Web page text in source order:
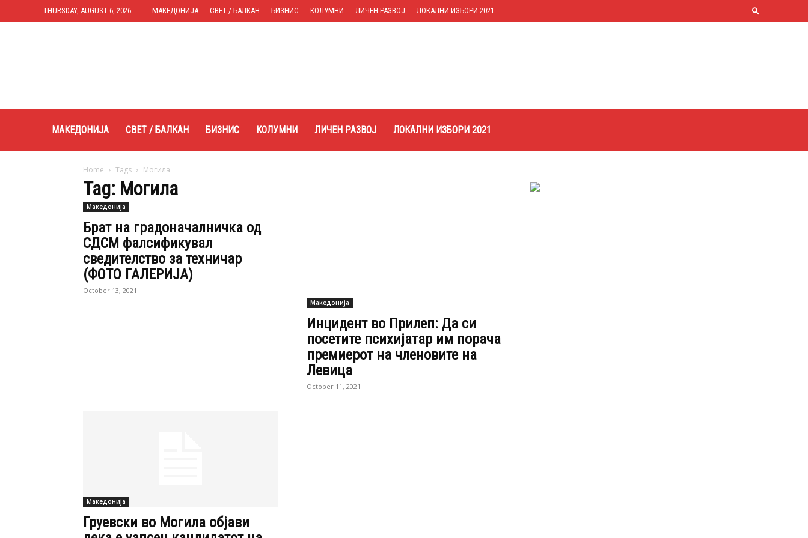
THURSDAY, AUGUST 6, 2026 МАКЕДОНИЈА СВЕТ / БАЛКАН БИЗНИС КОЛУМНИ ЛИЧЕН РАЗВОЈ ЛОКАЛНИ ИЗБОРИ 2021
МАКЕДОНИЈА СВЕТ / БАЛКАН БИЗНИС КОЛУМНИ ЛИЧЕН РАЗВОЈ ЛОКАЛНИ ИЗБОРИ 2021
Home Tags Могила
Tag: Могила
Македонија
Брат на градоначалничка од
СДСМ фалсификувал
сведителство за техничар
(ФОТО ГАЛЕРИЈА)
October 13, 2021
Македонија
Инцидент во Прилеп: Да си
посетите психијатар им порача
премиерот на членовите на
Левица
October 11, 2021
Македонија
Груевски во Могила објави